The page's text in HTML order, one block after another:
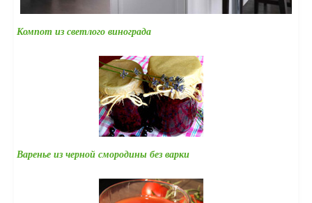
Компот из светлого винограда
Варенье из черной смородины без варки